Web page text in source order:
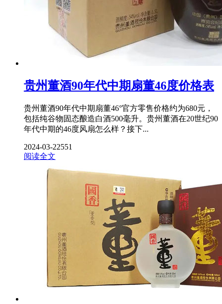
贵州董酒90年代中期扇董46度价格表
贵州董酒90年代中期扇董46°官方零售价格约为680元，
包括纯谷物固态酿造白酒500毫升。贵州董酒在20世纪90
年代中期的46度风扇怎么样？接下...
2024-03-22551
阅读全文